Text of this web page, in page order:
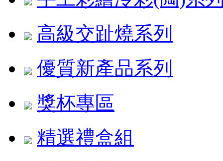
高級交趾燒系列
優質新產品系列
獎杯專區
精選禮盒組